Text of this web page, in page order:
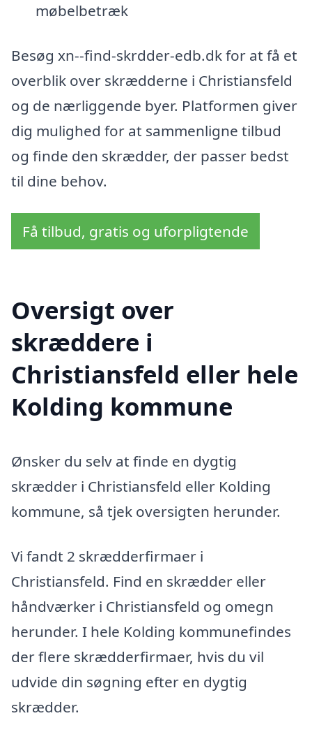
møbelbetræk
Besøg xn--find-skrdder-edb.dk for at få et
overblik over skrædderne i Christiansfeld
og de nærliggende byer. Platformen giver
dig mulighed for at sammenligne tilbud
og finde den skrædder, der passer bedst
til dine behov.
Få tilbud, gratis og uforpligtende
Oversigt over
skræddere i
Christiansfeld eller hele
Kolding kommune
Ønsker du selv at finde en dygtig
skrædder i Christiansfeld eller Kolding
kommune, så tjek oversigten herunder.
Vi fandt 2 skrædderfirmaer i
Christiansfeld. Find en skrædder eller
håndværker i Christiansfeld og omegn
herunder. I hele Kolding kommunefindes
der flere skrædderfirmaer, hvis du vil
udvide din søgning efter en dygtig
skrædder.